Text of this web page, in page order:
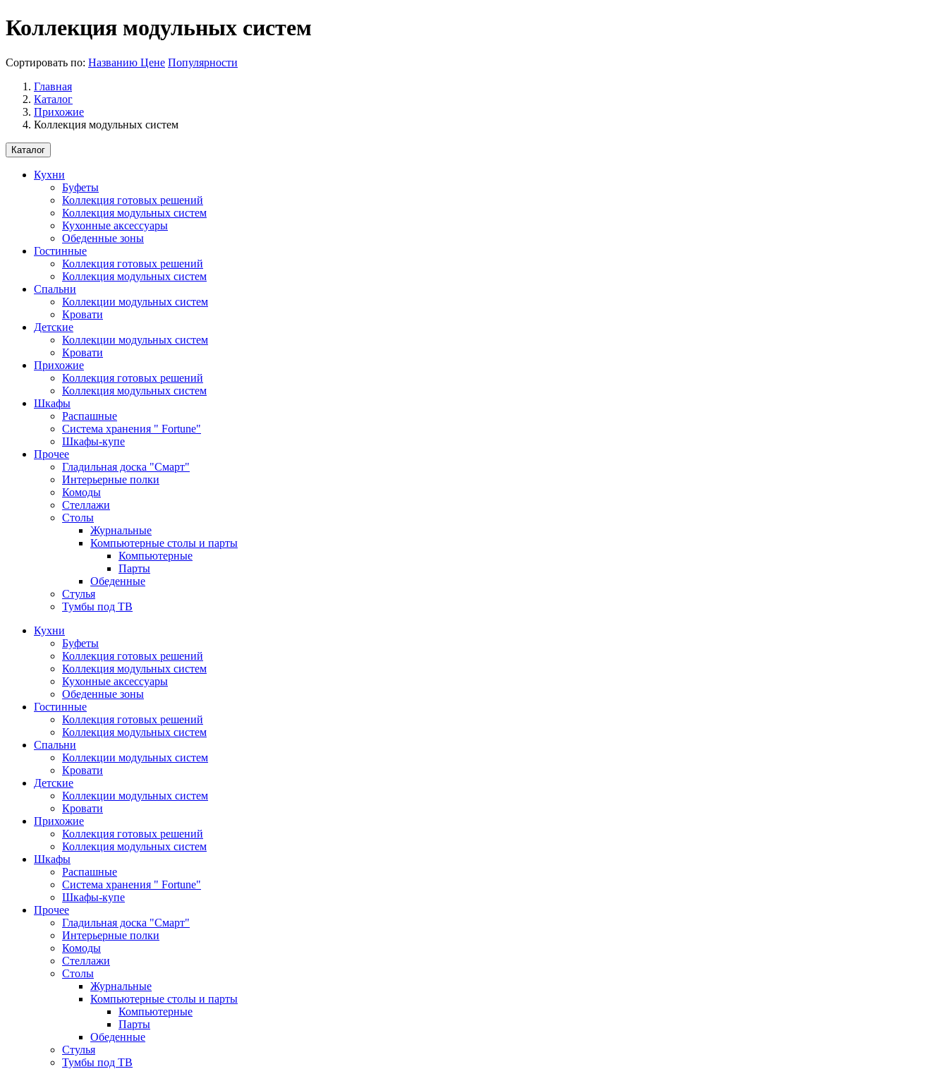
Коллекция модульных систем
Сортировать по: Названию Цене Популярности
Главная
Каталог
Прихожие
Коллекция модульных систем
Каталог
Кухни
Буфеты
Коллекция готовых решений
Коллекция модульных систем
Кухонные аксессуары
Обеденные зоны
Гостинные
Коллекция готовых решений
Коллекция модульных систем
Спальни
Коллекции модульных систем
Кровати
Детские
Коллекции модульных систем
Кровати
Прихожие
Коллекция готовых решений
Коллекция модульных систем
Шкафы
Распашные
Система хранения " Fortune"
Шкафы-купе
Прочее
Гладильная доска "Смарт"
Интерьерные полки
Комоды
Стеллажи
Столы
Журнальные
Компьютерные столы и парты
Компьютерные
Парты
Обеденные
Стулья
Тумбы под ТВ
Кухни
Буфеты
Коллекция готовых решений
Коллекция модульных систем
Кухонные аксессуары
Обеденные зоны
Гостинные
Коллекция готовых решений
Коллекция модульных систем
Спальни
Коллекции модульных систем
Кровати
Детские
Коллекции модульных систем
Кровати
Прихожие
Коллекция готовых решений
Коллекция модульных систем
Шкафы
Распашные
Система хранения " Fortune"
Шкафы-купе
Прочее
Гладильная доска "Смарт"
Интерьерные полки
Комоды
Стеллажи
Столы
Журнальные
Компьютерные столы и парты
Компьютерные
Парты
Обеденные
Стулья
Тумбы под ТВ